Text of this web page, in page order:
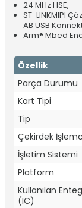
24 MHz HSE,
ST-LINKMIPI
AB USB
Arm® Mbed
Özellik
Parça Durumu
Kart Tipi
Tip
Çekirdek
İşletim Sistemi
Platform
Kullanılan
(IC)